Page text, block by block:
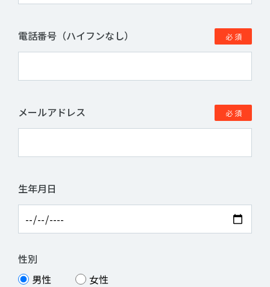
電話番号（ハイフンなし）
メールアドレス
生年月日
性別
男性
女性